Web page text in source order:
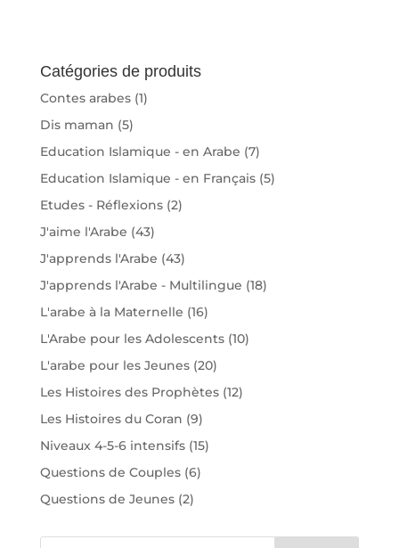
Catégories de produits
Contes arabes (1)
Dis maman (5)
Education Islamique - en Arabe (7)
Education Islamique - en Français (5)
Etudes - Réflexions (2)
J'aime l'Arabe (43)
J'apprends l'Arabe (43)
J'apprends l'Arabe - Multilingue (18)
L'arabe à la Maternelle (16)
L'Arabe pour les Adolescents (10)
L'arabe pour les Jeunes (20)
Les Histoires des Prophètes (12)
Les Histoires du Coran (9)
Niveaux 4-5-6 intensifs (15)
Questions de Couples (6)
Questions de Jeunes (2)